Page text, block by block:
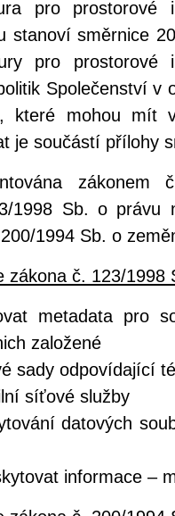
pro prostorové
stanoví směrnice
pro prostorové
Společenství v
které mohou mít
je součástí přílohy
1998 Sb. o právu
1994 Sb. o
zákona č. 123/1998
metadata pro
založené
sady odpovídající
síťové služby
datových
informace –